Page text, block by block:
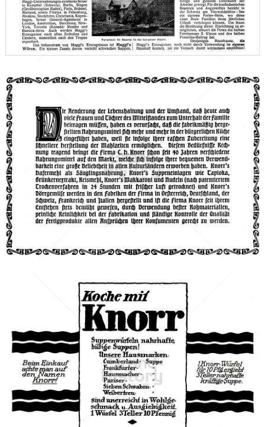
Bild-ID: 66293
Knorr Unilever Austria - Deutschland - Schweiz 1912
Bild-ID: 66343
Knorr Unilever Austria - Deutschland - Schweiz 1913